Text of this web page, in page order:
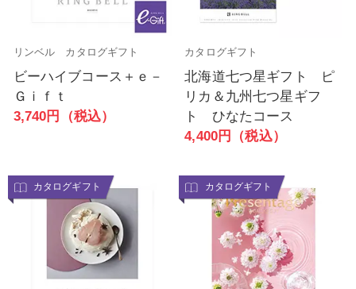
リンベル カタログギフト
ビーハイブコース＋ｅ－
Ｇｉｆｔ
3,740円（税込）
カタログギフト
北海道七つ星ギフト ピ
リカ＆九州七つ星ギフ
ト ひなたコース
4,400円（税込）
カタログギフト カタログギフト